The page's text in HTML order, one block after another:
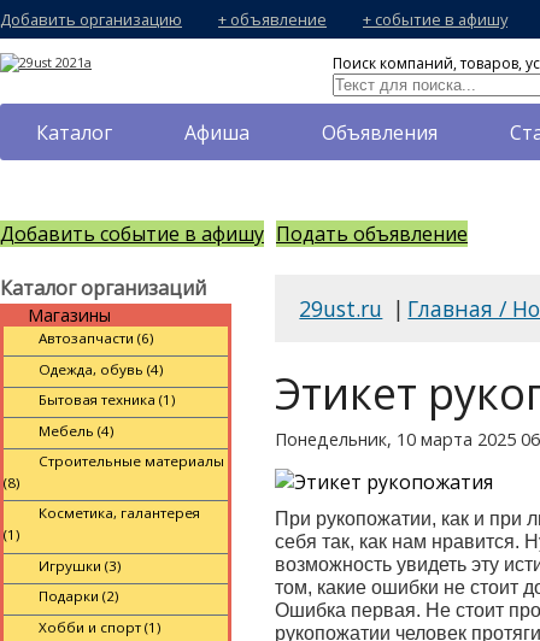
Добавить организацию + объявление + событие в афишу
Поиск компаний, товаров,
Каталог Афиша Объявления
Добавить событие в афишу Подать объявление
Каталог организаций
Магазины
Автозапчасти (6)
Одежда, обувь (4)
Бытовая техника (1)
Мебель (4)
Строительные материалы
(8)
Косметика, галантерея
(1)
Игрушки (3)
Подарки (2)
Хобби и спорт (1)
29ust.ru | Главная /
Этикет
Понедельник, 10 марта 2025
При рукопожатии, как и при
себя так, как нам нравится.
возможность увидеть эту
том, какие ошибки не стоит
Ошибка первая. Не стоит
рукопожатии человек